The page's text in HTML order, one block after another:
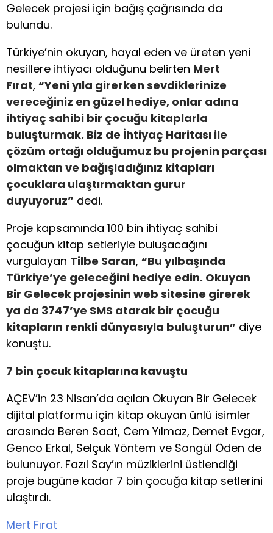
Gelecek projesi için bağış çağrısında da
bulundu.
Türkiye’nin okuyan, hayal eden ve üreten yeni
nesillere ihtiyacı olduğunu belirten Mert
Fırat, “Yeni yıla girerken sevdiklerinize
vereceğiniz en güzel hediye, onlar adına
ihtiyaç sahibi bir çocuğu kitaplarla
buluşturmak. Biz de İhtiyaç Haritası ile
çözüm ortağı olduğumuz bu projenin parçası
olmaktan ve bağışladığınız kitapları
çocuklara ulaştırmaktan gurur
duyuyoruz” dedi.
Proje kapsamında 100 bin ihtiyaç sahibi
çocuğun kitap setleriyle buluşacağını
vurgulayan Tilbe Saran, “Bu yılbaşında
Türkiye’ye geleceğini hediye edin. Okuyan
Bir Gelecek projesinin web sitesine girerek
ya da 3747’ye SMS atarak bir çocuğu
kitapların renkli dünyasıyla buluşturun” diye
konuştu.
7 bin çocuk kitaplarına kavuştu
AÇEV’in 23 Nisan’da açılan Okuyan Bir Gelecek
dijital platformu için kitap okuyan ünlü isimler
arasında Beren Saat, Cem Yılmaz, Demet Evgar,
Genco Erkal, Selçuk Yöntem ve Songül Öden de
bulunuyor. Fazıl Say’ın müziklerini üstlendiği
proje bugüne kadar 7 bin çocuğa kitap setlerini
ulaştırdı.
Mert Fırat